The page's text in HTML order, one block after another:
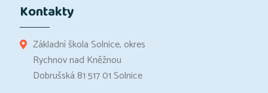
Kontakty
Základní škola Solnice, okres
Rychnov nad Kněžnou
Dobrušská 81 517 01 Solnice